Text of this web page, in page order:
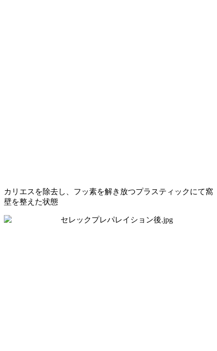
カリエスを除去し、フッ素を解き放つプラスティックにて窩
壁を整えた状態